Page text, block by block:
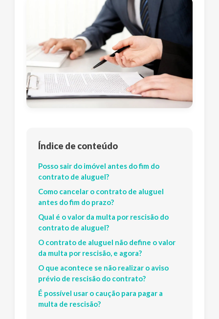
Índice de conteúdo
Posso sair do imóvel antes do fim do
contrato de aluguel?
Como cancelar o contrato de aluguel
antes do fim do prazo?
Qual é o valor da multa por rescisão do
contrato de aluguel?
O contrato de aluguel não define o valor
da multa por rescisão, e agora?
O que acontece se não realizar o aviso
prévio de rescisão do contrato?
É possível usar o caução para pagar a
multa de rescisão?